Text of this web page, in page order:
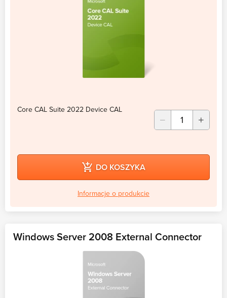
Core CAL Suite 2022 Device CAL
DO KOSZYKA
Informacje o produkcie
Windows Server 2008 External Connector